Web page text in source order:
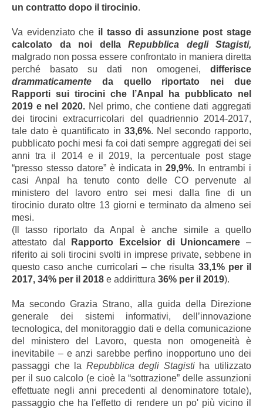
un contratto dopo il tirocinio.
Va evidenziato che il tasso di assunzione post stage
calcolato da noi della Repubblica degli Stagisti,
malgrado non possa essere confrontato in maniera diretta
perché basato su dati non omogenei, differisce
drammaticamente da quello riportato nei due
Rapporti sui tirocini che l’Anpal ha pubblicato nel
2019 e nel 2020. Nel primo, che contiene dati aggregati
dei tirocini extracurricolari del quadriennio 2014-2017,
tale dato è quantificato in 33,6%. Nel secondo rapporto,
pubblicato pochi mesi fa coi dati sempre aggregati dei sei
anni tra il 2014 e il 2019, la percentuale post stage
“presso stesso datore” è indicata in 29,9%. In entrambi i
casi Anpal ha tenuto conto delle CO pervenute al
ministero del lavoro entro sei mesi dalla fine di un
tirocinio durato oltre 13 giorni e terminato da almeno sei
mesi.
(Il tasso riportato da Anpal è anche simile a quello
attestato dal
Rapporto Excelsior di Unioncamere –
riferito ai soli tirocini svolti in imprese private, sebbene in
questo caso anche curricolari – che risulta 33,1% per il
2017, 34% per il 2018 e addirittura 36% per il 2019).
Ma secondo Grazia Strano, alla guida dell a Direzione
generale dei sistemi informativi, dell’innovazione
tecnologica, del monitoraggio dati e della comunicazione
del ministero del Lavoro, questa non omogeneità è
inevitabile – e anzi sarebbe perfino inopportuno uno dei
passaggi che la Repubblica degli Stagistiha utilizzato
per il suo calcolo (e cioè la “sottrazione” delle assunzioni
effettuate negli anni precedenti al denominatore totale),
passaggio che ha l'effetto di rendere un po' più vicino il